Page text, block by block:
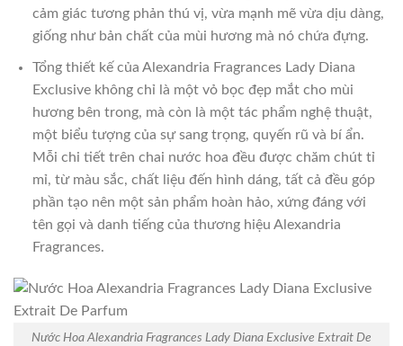
cảm giác tương phản thú vị, vừa mạnh mẽ vừa dịu dàng,
giống như bản chất của mùi hương mà nó chứa đựng.
Tổng thiết kế của Alexandria Fragrances Lady Diana
Exclusive không chỉ là một vỏ bọc đẹp mắt cho mùi
hương bên trong, mà còn là một tác phẩm nghệ thuật,
một biểu tượng của sự sang trọng, quyến rũ và bí ẩn.
Mỗi chi tiết trên chai nước hoa đều được chăm chút tỉ
mỉ, từ màu sắc, chất liệu đến hình dáng, tất cả đều góp
phần tạo nên một sản phẩm hoàn hảo, xứng đáng với
tên gọi và danh tiếng của thương hiệu Alexandria
Fragrances.
Nước Hoa Alexandria Fragrances Lady Diana Exclusive Extrait De